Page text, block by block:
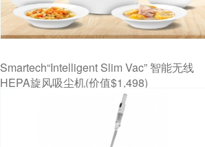
Smartech“Intelligent Slim Vac” 智能无线
HEPA旋风吸尘机(价值$1,498)